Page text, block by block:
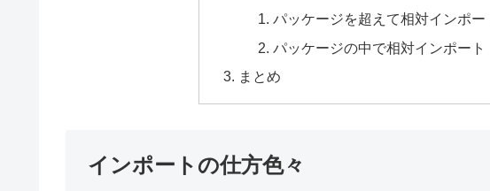
パッケージを超えて相対インポー
パッケージの中で相対インポート
まとめ
インポートの仕方色々